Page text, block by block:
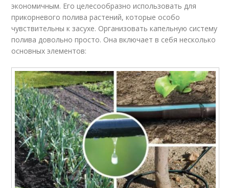
экономичным. Его целесообразно использовать для
прикорневого полива растений, которые особо
чувствительны к засухе. Организовать капельную систему
полива довольно просто. Она включает в себя несколько
основных элементов: